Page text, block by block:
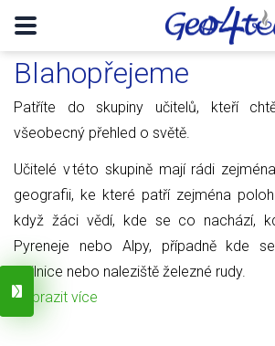
Blahopřejeme
Patříte do skupiny učitelů, kteří
všeobecný přehled o světě.
Učitelé v této skupině mají rádi
geografii, ke které patří zejména
když žáci vědí, kde se co nachází,
Pyreneje nebo Alpy, případně kde
obilnice nebo naleziště železné rudy.
Zobrazit více